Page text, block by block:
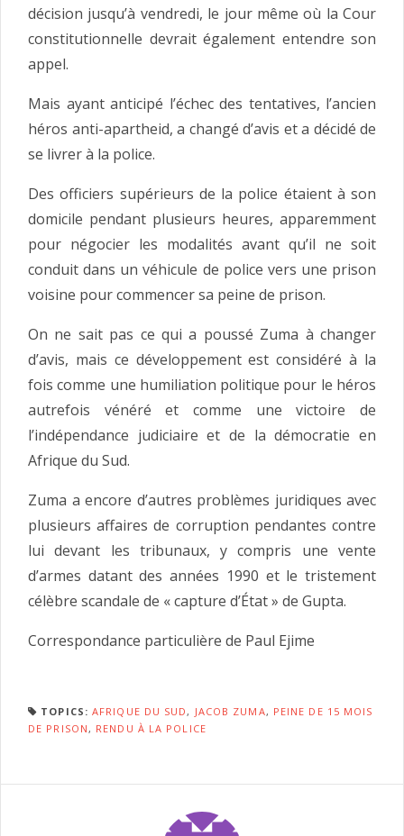
décision jusqu’à vendredi, le jour même où la Cour
constitutionnelle devrait également entendre son
appel.
Mais ayant anticipé l’échec des tentatives, l’ancien
héros anti-apartheid, a changé d’avis et a décidé de
se livrer à la police.
Des officiers supérieurs de la police étaient à son
domicile pendant plusieurs heures, apparemment
pour négocier les modalités avant qu’il ne soit
conduit dans un véhicule de police vers une prison
voisine pour commencer sa peine de prison.
On ne sait pas ce qui a poussé Zuma à changer
d’avis, mais ce développement est considéré à la
fois comme une humiliation politique pour le héros
autrefois vénéré et comme une victoire de
l’indépendance judiciaire et de la démocratie en
Afrique du Sud.
Zuma a encore d’autres problèmes juridiques avec
plusieurs affaires de corruption pendantes contre
lui devant les tribunaux, y compris une vente
d’armes datant des années 1990 et le tristement
célèbre scandale de « capture d’État » de Gupta.
Correspondance particulière de Paul Ejime
TOPICS: AFRIQUE DU SUD, JACOB ZUMA, PEINE DE 15 MOIS
DE PRISON, RENDU À LA POLICE